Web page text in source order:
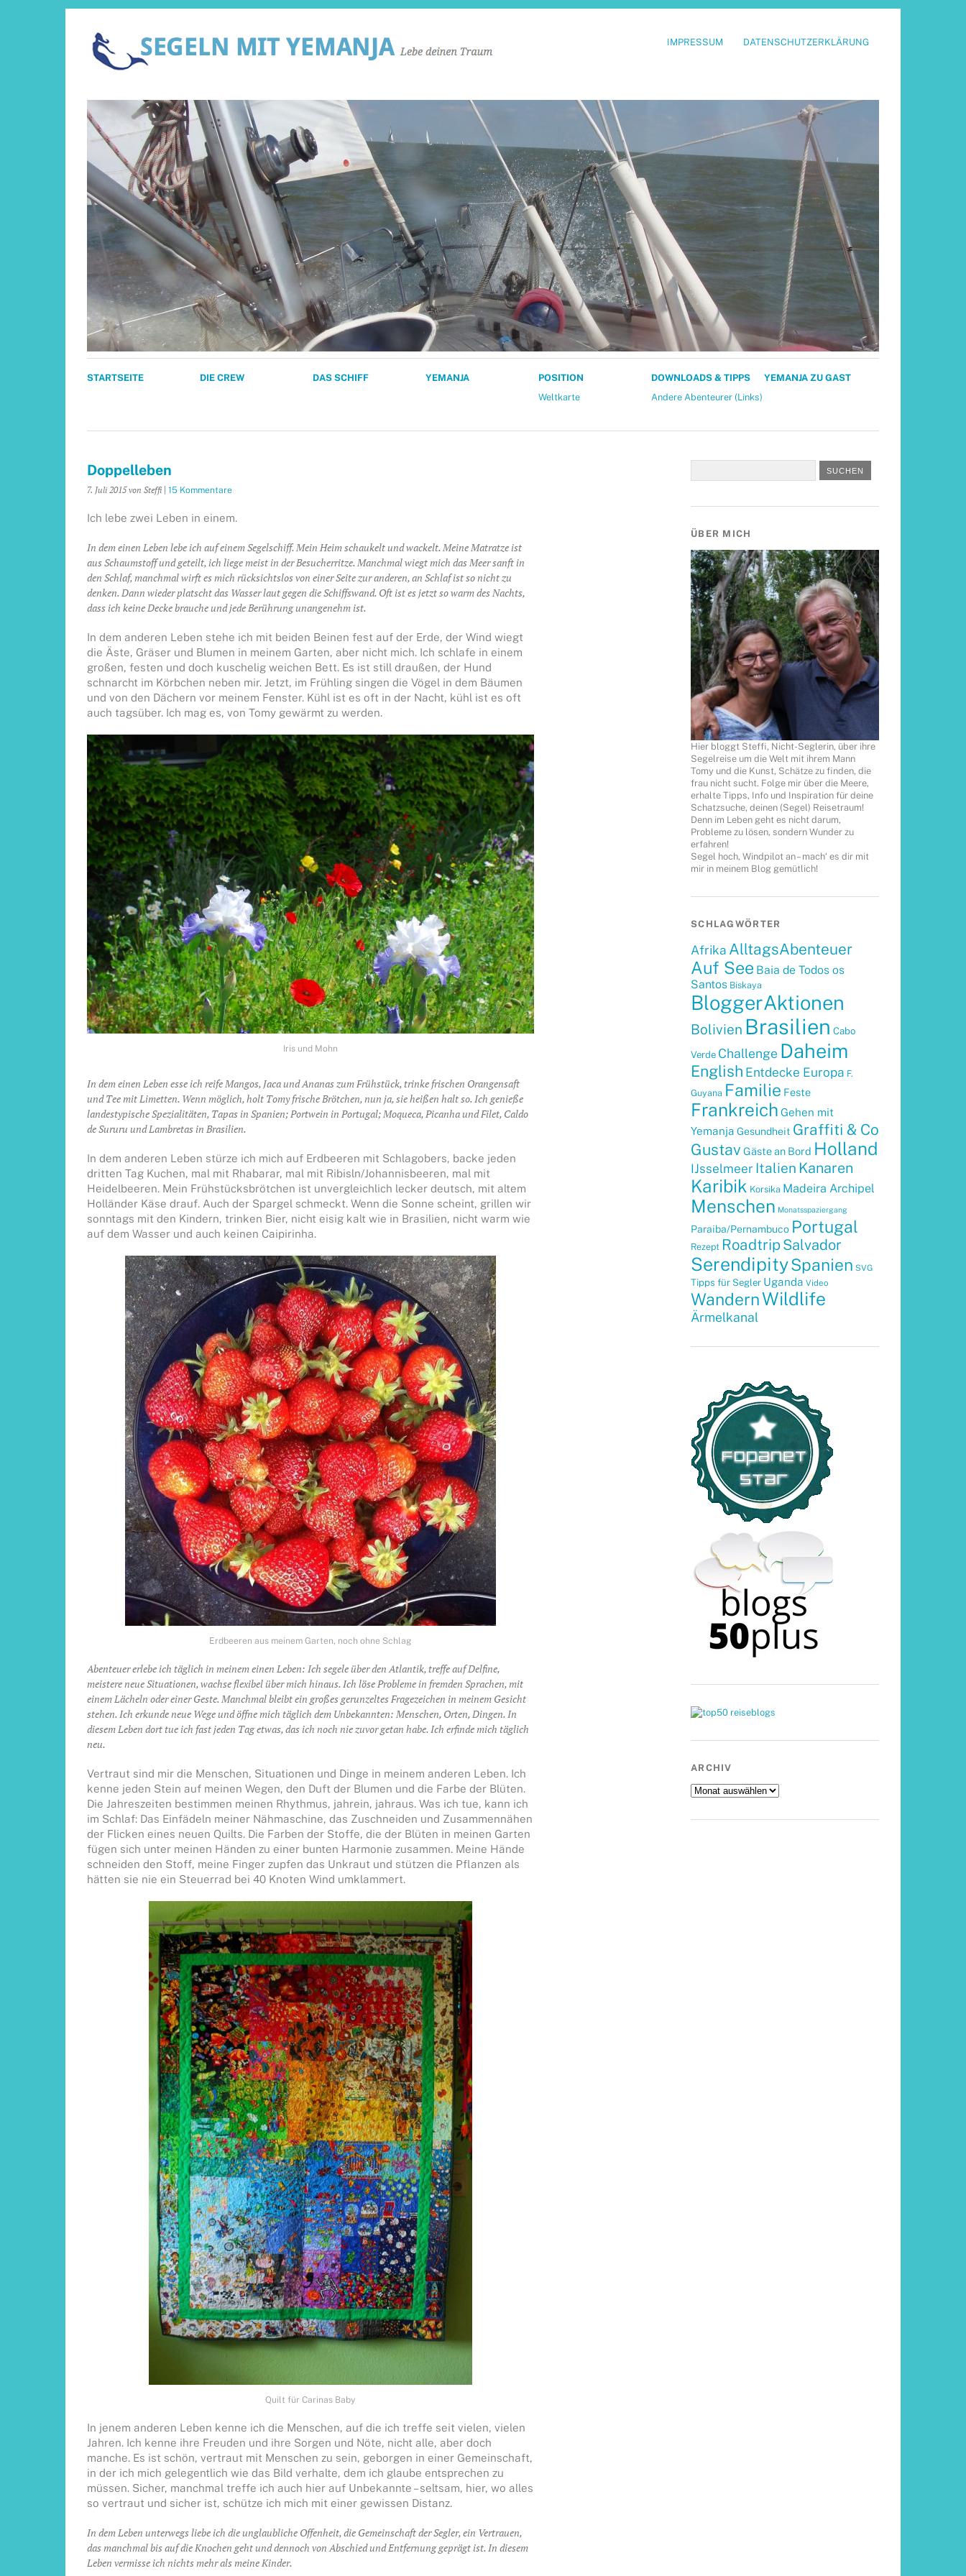
IMPRESSUM DATENSCHUTZERKLÄRUNG
STARTSEITE DIE CREW DAS SCHIFF YEMANJA
POSITION
Weltkarte
DOWNLOADS & TIPPS
Andere Abenteurer (Links)
YEMANJA ZU GAST
Doppelleben
7. Juli 2015von Steffi 15 Kommentare
Ich lebe zwei Leben in einem.
In dem einen Leben lebe ich auf einem Segelschiff. Mein Heim schaukelt und wackelt. Meine Matratze ist
aus Schaumstoff und geteilt, ich liege meist in der Besucherritze. Manchmal wiegt mich das Meer sanft in
den Schlaf, manchmal wirft es mich rücksichtslos von einer Seite zur anderen, an Schlaf ist so nicht zu
denken. Dann wieder platscht das Wasser laut gegen die Schiffswand. Oft ist es jetzt so warm des Nachts,
dass ich keine Decke brauche und jede Berührung unangenehm ist.
In dem anderen Leben stehe ich mit beiden Beinen fest auf der Erde, der Wind wiegt
die Äste, Gräser und Blumen in meinem Garten, aber nicht mich. Ich schlafe in einem
großen, festen und doch kuschelig weichen Bett. Es ist still draußen, der Hund
schnarcht im Körbchen neben mir. Jetzt, im Frühling singen die Vögel in dem Bäumen
und von den Dächern vor meinem Fenster. Kühl ist es oft in der Nacht, kühl ist es oft
auch tagsüber. Ich mag es, von Tomy gewärmt zu werden.
Iris und Mohn
In dem einen Leben esse ich reife Mangos, Jaca und Ananas zum Frühstück, trinke frischen Orangensaft
und Tee mit Limetten. Wenn möglich, holt Tomy frische Brötchen, nun ja, sie heißen halt so. Ich genieße
landestypische Spezialitäten, Tapas in Spanien; Portwein in Portugal; Moqueca, Picanha und Filet, Caldo
de Sururu und Lambretas in Brasilien.
In dem anderen Leben stürze ich mich auf Erdbeeren mit Schlagobers, backe jeden
dritten Tag Kuchen, mal mit Rhabarar, mal mit Ribisln/Johannisbeeren, mal mit
Heidelbeeren. Mein Frühstücksbrötchen ist unvergleichlich lecker deutsch, mit altem
Holländer Käse drauf. Auch der Spargel schmeckt. Wenn die Sonne scheint, grillen wir
sonntags mit den Kindern, trinken Bier, nicht eisig kalt wie in Brasilien, nicht warm wie
auf dem Wasser und auch keinen Caipirinha.
Erdbeeren aus meinem Garten, noch ohne Schlag
Abenteuer erlebe ich täglich in meinem einen Leben: Ich segele über den Atlantik, treffe auf Delfine,
meistere neue Situationen, wachse flexibel über mich hinaus. Ich löse Probleme in fremden Sprachen, mit
einem Lächeln oder einer Geste. Manchmal bleibt ein großes gerunzeltes Fragezeichen in meinem Gesicht
stehen. Ich erkunde neue Wege und öffne mich täglich dem Unbekannten: Menschen, Orten, Dingen. In
diesem Leben dort tue ich fast jeden Tag etwas, das ich noch nie zuvor getan habe. Ich erfinde mich täglich
neu.
Vertraut sind mir die Menschen, Situationen und Dinge in meinem anderen Leben. Ich
kenne jeden Stein auf meinen Wegen, den Duft der Blumen und die Farbe der Blüten.
Die Jahreszeiten bestimmen meinen Rhythmus, jahrein, jahraus. Was ich tue, kann ich
im Schlaf: Das Einfädeln meiner Nähmaschine, das Zuschneiden und Zusammennähen
der Flicken eines neuen Quilts. Die Farben der Stoffe, die der Blüten in meinen Garten
fügen sich unter meinen Händen zu einer bunten Harmonie zusammen. Meine Hände
schneiden den Stoff, meine Finger zupfen das Unkraut und stützen die Pflanzen als
hätten sie nie ein Steuerrad bei 40 Knoten Wind umklammert.
Quilt für Carinas Baby
In jenem anderen Leben kenne ich die Menschen, auf die ich treffe seit vielen, vielen
Jahren. Ich kenne ihre Freuden und ihre Sorgen und Nöte, nicht alle, aber doch
manche. Es ist schön, vertraut mit Menschen zu sein, geborgen in einer Gemeinschaft,
in der ich mich gelegentlich wie das Bild verhalte, dem ich glaube entsprechen zu
müssen. Sicher, manchmal treffe ich auch hier auf Unbekannte – seltsam, hier, wo alles
so vertraut und sicher ist, schütze ich mich mit einer gewissen Distanz.
In dem Leben unterwegs liebe ich die unglaubliche Offenheit, die Gemeinschaft der Segler, ein Vertrauen,
das manchmal bis auf die Knochen geht und dennoch von Abschied und Entfernung geprägt ist. In diesem
Leben vermisse ich nichts mehr als meine Kinder.
ÜBER MICH
Hier bloggt Steffi, Nicht-Seglerin, über ihre
Segelreise um die Welt mit ihrem Mann
Tomy und die Kunst, Schätze zu finden, die
frau nicht sucht. Folge mir über die Meere,
erhalte Tipps, Info und Inspiration für deine
Schatzsuche, deinen (Segel) Reisetraum!
Denn im Leben geht es nicht darum,
Probleme zu lösen, sondern Wunder zu
erfahren!
Segel hoch, Windpilot an – mach‘ es dir mit
mir in meinem Blog gemütlich!
SCHLAGWÖRTER
Afrika AlltagsAbenteuer
Auf See Baia de Todos os
Santos Biskaya
BloggerAktionen
Bolivien Brasilien Cabo
Verde Challenge Daheim
English Entdecke Europa F.
Guyana Familie Feste
Frankreich Gehen mit
Yemanja Gesundheit Graffiti & Co
Gustav Gäste an Bord Holland
IJsselmeer Italien Kanaren
Karibik Korsika Madeira Archipel
Menschen Monatsspaziergang
Paraiba/Pernambuco Portugal
Rezept Roadtrip Salvador
SerendipitySpanien SVG
Tipps für Segler Uganda Video
WandernWildlife
Ärmelkanal
ARCHIV
Archiv